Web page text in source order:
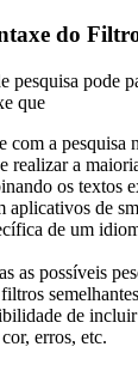
do
pesquisa pode
que
com a pesquisa
realizar a
os textos
aplicativos de
de um
as possíveis
de
erros, etc.